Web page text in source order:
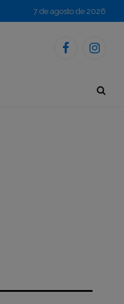
7 de agosto de 2026
Facebook